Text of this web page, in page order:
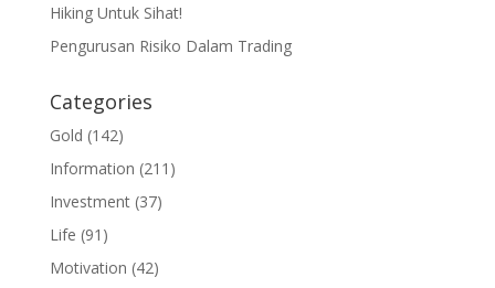
Hiking Untuk Sihat!
Pengurusan Risiko Dalam Trading
Categories
Gold (142)
Information (211)
Investment(37)
Life (91)
Motivation (42)